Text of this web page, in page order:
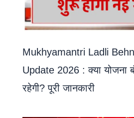
Mukhyamantri Ladli
Update 2026 : क्या योजना
रहेगी? पूरी जानकारी